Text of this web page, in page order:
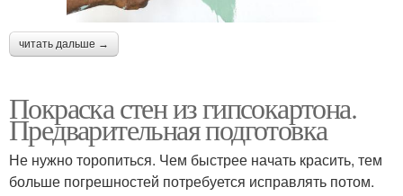
читать дальше →
Покраска стен из гипсокартона.
Предварительная подготовка
Не нужно торопиться. Чем быстрее начать красить, тем
больше погрешностей потребуется исправлять потом.